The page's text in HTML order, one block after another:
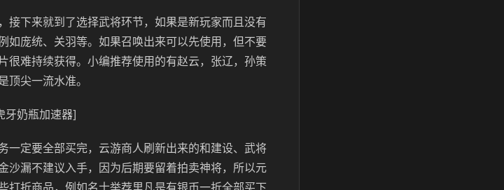
接下来就到了选择武将环节，如果是新玩家而且没有
如庞统、关羽等。如果召唤出来可以先使用，但不要
很难持续获得。小编推荐使用的有赵云，张辽，孙策
尖一流水准。
牙奶瓶加速器]
一定要全部买完，云游商人刷新出来的和建设、武将
沙漏不建议入手，因为后期要留着拍卖神将，所以元
打折商品，例如名士举荐里凡是有银币一折全部买下